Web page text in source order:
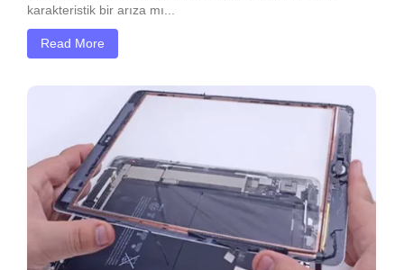
karakteristik bir arıza mı...
Read More